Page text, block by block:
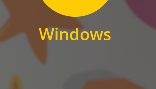
Windows
Zum Download
für Windows